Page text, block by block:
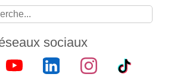
sociaux